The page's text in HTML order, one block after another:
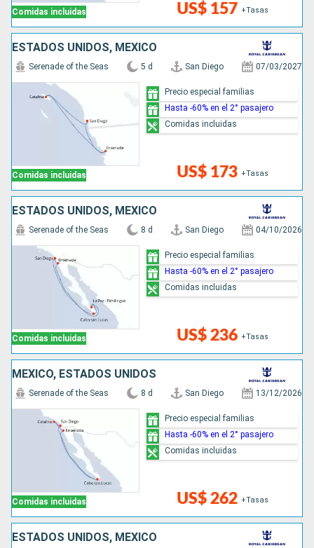
Comidas incluidas US$ 157 +Tasas
ESTADOS UNIDOS, MÉXICO
Comidas incluidas
Serenade of the Seas 5 d San Diego 07/03/2027
US$ 173 +Tasas
Precio especial familias
Hasta -60% en el 2° pasajero
Comidas incluidas
ESTADOS UNIDOS, MÉXICO
Comidas incluidas
Serenade of the Seas 8 d San Diego 04/10/2026
US$ 236 +Tasas
Precio especial familias
Hasta -60% en el 2° pasajero
Comidas incluidas
MÉXICO, ESTADOS UNIDOS
Comidas incluidas
Serenade of the Seas 8 d San Diego 13/12/2026
US$ 262 +Tasas
Precio especial familias
Hasta -60% en el 2° pasajero
Comidas incluidas
ESTADOS UNIDOS, MÉXICO